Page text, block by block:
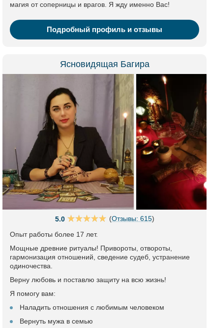
магия от соперницы и врагов. Я жду именно Вас!
Подробный профиль и отзывы
Ясновидящая Багира
5.0 (Отзывы: 615)
Опыт работы более 17 лет.
Мощные древние ритуалы! Привороты, отвороты,
гармонизация отношений, сведение судеб, устранение
одиночества.
Верну любовь и поставлю защиту на всю жизнь!
Я помогу вам:
Наладить отношения с любимым человеком
Вернуть мужа в семью